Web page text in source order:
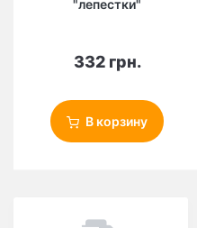
"лепестки"
332 грн.
В корзину